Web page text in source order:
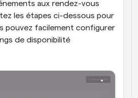
aux rendez-vous
les étapes ci-dessous pour
pouvez facilement configurer
de disponibilité